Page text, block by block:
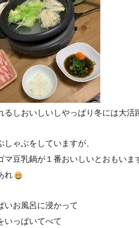
るしおいしいしやっぱり冬には大活
ゃぶをしていますが、
マ豆乳鍋が１番おいしいとおもいま
れ
いお風呂に浸かって
いっぱいてべて